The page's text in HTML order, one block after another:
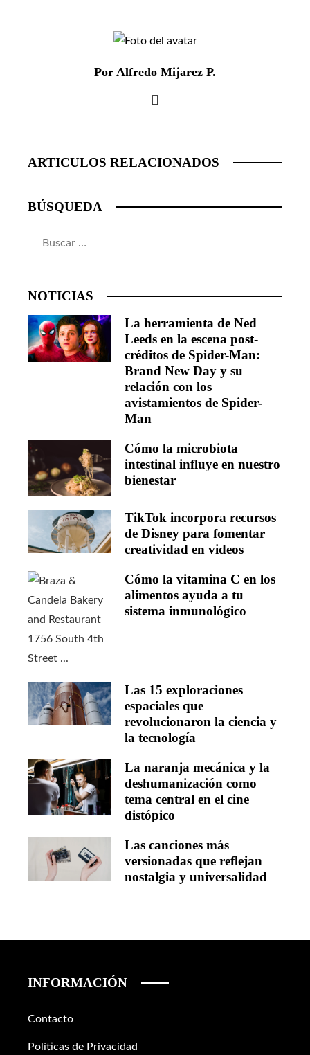
Por Alfredo Mijarez P.
ARTICULOS RELACIONADOS
BÚSQUEDA
NOTICIAS
La herramienta de Ned
Leeds en la escena post-
créditos de Spider-Man:
Brand New Day y su
relación con los
avistamientos de Spider-
Man
Cómo la microbiota
intestinal influye en nuestro
bienestar
TikTok incorpora recursos
de Disney para fomentar
creatividad en videos
Cómo la vitamina C en los
alimentos ayuda a tu
sistema inmunológico
Las 15 exploraciones
espaciales que
revolucionaron la ciencia y
la tecnología
La naranja mecánica y la
deshumanización como
tema central en el cine
distópico
Las canciones más
versionadas que reflejan
nostalgia y universalidad
INFORMACIÓN
Contacto
Políticas de Privacidad